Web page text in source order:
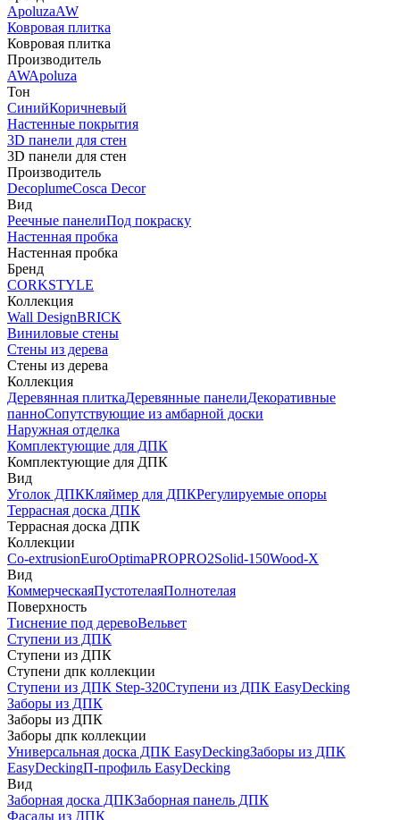
ApoluzaAW
Ковровая плитка
Ковровая плитка
Производитель
AWApoluza
Тон
СинийКоричневый
Настенные покрытия
3D панели для стен
3D панели для стен
Производитель
DecoplumeCosca Decor
Вид
Реечные панелиПод покраску
Настенная пробка
Настенная пробка
Бренд
CORKSTYLE
Коллекция
Wall DesignBRICK
Виниловые стены
Стены из дерева
Стены из дерева
Коллекция
Деревянная плиткаДеревянные панелиДекоративные
панноСопутствующие из амбарной доски
Наружная отделка
Комплектующие для ДПК
Комплектующие для ДПК
Вид
Уголок ДПККляймер для ДПКРегулируемые опоры
Террасная доска ДПК
Террасная доска ДПК
Коллекции
Co-extrusionEuroOptimaPROPRO2Solid-150Wood-X
Вид
КоммерческаяПустотелаяПолнотелая
Поверхность
Тиснение под деревоВельвет
Ступени из ДПК
Ступени из ДПК
Ступени дпк коллекции
Ступени из ДПК Step-320Ступени из ДПК EasyDecking
Заборы из ДПК
Заборы из ДПК
Заборы дпк коллекции
Универсальная доска ДПК EasyDeckingЗаборы из ДПК
EasyDeckingП-профиль EasyDecking
Вид
Заборная доска ДПКЗаборная панель ДПК
Фасады из ДПК